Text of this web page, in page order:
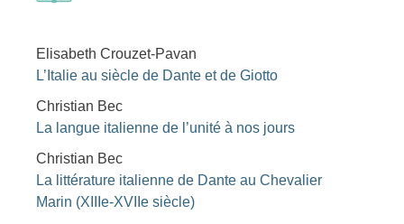
Elisabeth Crouzet-Pavan
L’Italie au siècle de Dante et de Giotto
Christian Bec
La langue italienne de l’unité à nos jours
Christian Bec
La littérature italienne de Dante au Chevalier
Marin (XIIIe-XVIIe siècle)